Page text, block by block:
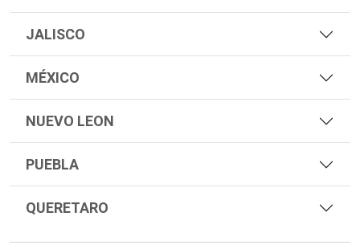
JALISCO
MÉXICO
NUEVO LEON
PUEBLA
QUERETARO